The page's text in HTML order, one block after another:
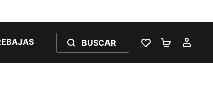
BUSCAR
LISTA DE